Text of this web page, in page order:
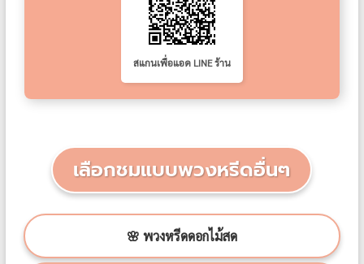
สแกนเพื่อแอด LINE ร้าน
เลือกชมแบบพวงหรีดอื่นๆ
🌸 พวงหรีดดอกไม้สด